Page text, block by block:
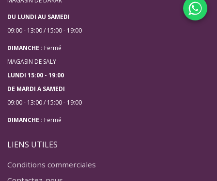
DU LUNDI AU SAMEDI
09:00 - 13:00 / 15:00 - 19:00
DIMANCHE : Fermé
MAGASIN DE SALY
LUNDI 15:00 - 19:00
DE MARDI A SAMEDI
09:00 - 13:00 / 15:00 - 19:00
DIMANCHE : Fermé
LIENS UTILES
Conditions commerciales